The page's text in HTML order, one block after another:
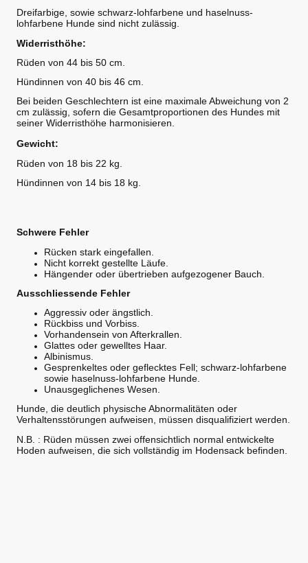
Dreifarbige, sowie schwarz-lohfarbene und haselnuss-
lohfarbene Hunde sind nicht zulässig.
Widerristhöhe:
Rüden von 44 bis 50 cm.
Hündinnen von 40 bis 46 cm.
Bei beiden Geschlechtern ist eine maximale Abweichung von 2
cm zulässig, sofern die Gesamtproportionen des Hundes mit
seiner Widerristhöhe harmonisieren.
Gewicht:
Rüden von 18 bis 22 kg.
Hündinnen von 14 bis 18 kg.
Schwere Fehler
Rücken stark eingefallen.
Nicht korrekt gestellte Läufe.
Hängender oder übertrieben aufgezogener Bauch.
Ausschliessende Fehler
Aggressiv oder ängstlich.
Rückbiss und Vorbiss.
Vorhandensein von Afterkrallen.
Glattes oder gewelltes Haar.
Albinismus.
Gesprenkeltes oder geflecktes Fell; schwarz-lohfarbene
sowie haselnuss-lohfarbene Hunde.
Unausgeglichenes Wesen.
Hunde, die deutlich physische Abnormalitäten oder
Verhaltensstörungen aufweisen, müssen disqualifiziert werden.
N.B. : Rüden müssen zwei offensichtlich normal entwickelte
Hoden aufweisen, die sich vollständig im Hodensack befinden.